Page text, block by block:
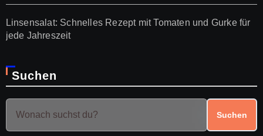
Linsensalat: Schnelles Rezept mit Tomaten und Gurke für
jede Jahreszeit
Suchen
Suchen